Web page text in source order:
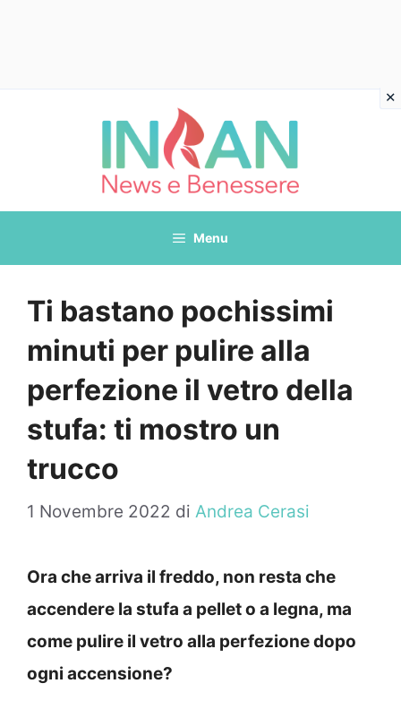
Menu
Ti bastano pochissimi
minuti per pulire alla
perfezione il vetro della
stufa: ti mostro un
trucco
1 Novembre 2022 di Andrea Cerasi
Ora che arriva il freddo, non resta che
accendere la stufa a pellet o a legna, ma
come pulire il vetro alla perfezione dopo
ogni accensione?